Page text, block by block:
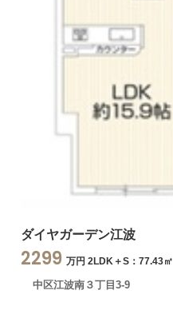
ダイヤガーデン江波
2299 万円 2LDK＋S：77.43㎡
中区江波南３丁目3-9